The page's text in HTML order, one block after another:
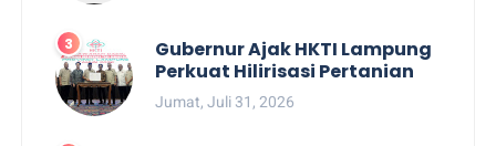
Gubernur Ajak HKTI Lampung
Perkuat Hilirisasi Pertanian
Jumat, Juli 31, 2026